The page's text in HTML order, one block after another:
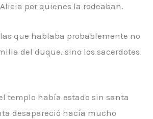
por quienes la rodeaban.
las que hablaba probablemente no
del duque, sino los sacerdotes
templo había estado sin santa
desapareció hacía mucho